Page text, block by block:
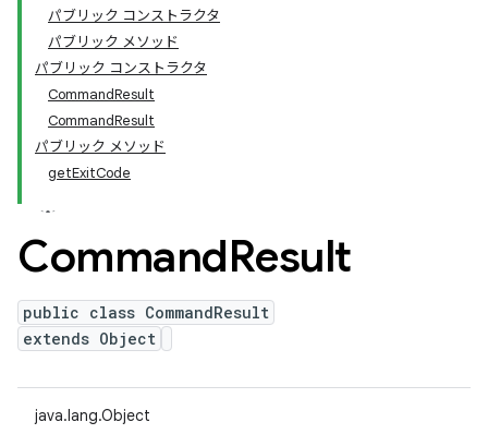
パブリック コンストラクタ
パブリック メソッド
パブリック コンストラクタ
CommandResult
CommandResult
パブリック メソッド
getExitCode
CommandResult
public class CommandResult
extends Object
java.lang.Object